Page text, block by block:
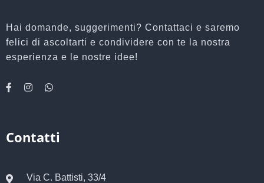
Hai domande, suggerimenti? Contattaci e saremo
felici di ascoltarti e condividere con te la nostra
esperienza e le nostre idee!
Contatti
Via C. Battisti, 33/4